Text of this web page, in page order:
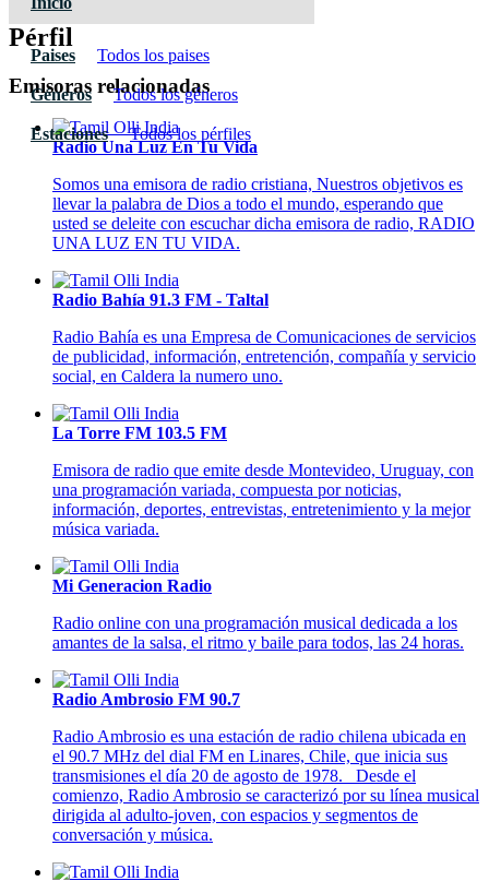
Paises Todos los paises
Géneros Todos los géneros
Estaciones Todos los pérfiles
Pérfil
Emisoras relacionadas
Radio Una Luz En Tu Vida
Somos una emisora de radio cristiana, Nuestros objetivos es
llevar la palabra de Dios a todo el mundo, esperando que
usted se deleite con escuchar dicha emisora de radio, RADIO
UNA LUZ EN TU VIDA.
Radio Bahía 91.3 FM - Taltal
Radio Bahía es una Empresa de Comunicaciones de servicios
de publicidad, información, entretención, compañía y servicio
social, en Caldera la numero uno.
La Torre FM 103.5 FM
Emisora de radio que emite desde Montevideo, Uruguay, con
una programación variada, compuesta por noticias,
información, deportes, entrevistas, entretenimiento y la mejor
música variada.
Mi Generacion Radio
Radio online con una programación musical dedicada a los
amantes de la salsa, el ritmo y baile para todos, las 24 horas.
Radio Ambrosio FM 90.7
Radio Ambrosio es una estación de radio chilena ubicada en
el 90.7 MHz del dial FM en Linares, Chile, que inicia sus
transmisiones el día 20 de agosto de 1978. Desde el
comienzo, Radio Ambrosio se caracterizó por su línea musical
dirigida al adulto-joven, con espacios y segmentos de
conversación y música.